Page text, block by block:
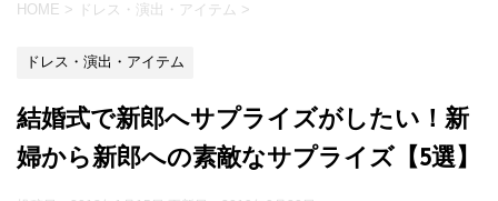
HOME > ドレス・演出・アイテム >
ドレス・演出・アイテム
結婚式で新郎へサプライズがしたい！新
婦から新郎への素敵なサプライズ【5選】